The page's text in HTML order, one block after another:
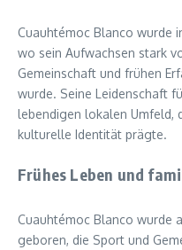
Cuauhtémoc Blanco wurde
wo sein Aufwachsen stark
Gemeinschaft und frühen
wurde. Seine Leidenschaft
lebendigen lokalen Umfeld,
kulturelle Identität prägte.
Frühes Leben und
Cuauhtémoc Blanco wurde
geboren, die Sport und